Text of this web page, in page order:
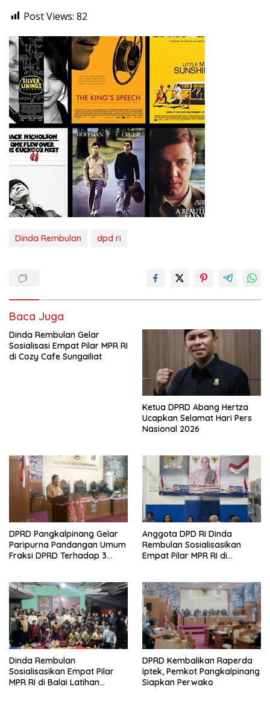
Post Views: 82
Dinda Rembulan dpd ri
Baca Juga
Dinda Rembulan Gelar
Sosialisasi Empat Pilar MPR RI
di Cozy Cafe Sungailiat
Ketua DPRD Abang Hertza
Ucapkan Selamat Hari Pers
Nasional 2026
DPRD Pangkalpinang Gelar
Paripurna Pandangan Umum
Fraksi DPRD Terhadap 3
Anggota DPD RI Dinda
Rembulan Sosialisasikan
Empat Pilar MPR RI di
Dinda Rembulan
Sosialisasikan Empat Pilar
MPR RI di Balai Latihan
DPRD Kembalikan Raperda
Iptek, Pemkot Pangkalpinang
Siapkan Perwako